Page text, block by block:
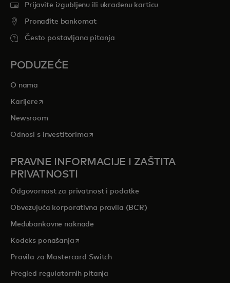
Prijavite izgubljenu ili ukradenu karticu
Pronađite bankomat
Često postavljana pitanja
PODUZEĆE
O nama
Karijereopens in a new tab
Newsroom
Odnosi s investitorimaopens in a new tab
PRAVNE INFORMACIJE I ZAŠTITA
PRIVATNOSTI
Odgovornost za privatnost i podatke
Obvezujuća korporativna pravila (BCR)
Međubankovne naknade
Kodeks ponašanjaopens in a new tab
Pravila za Mastercard Switch
Pregled regulatornih pitanja